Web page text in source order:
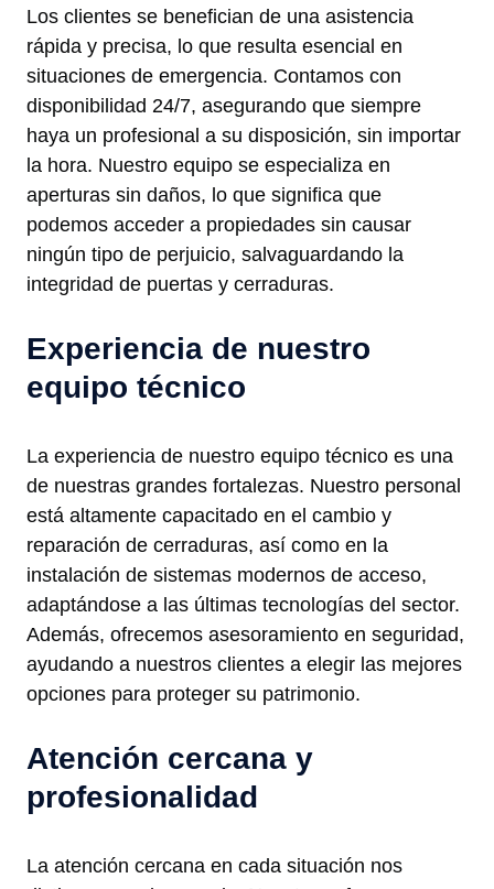
Los clientes se benefician de una asistencia
rápida y precisa, lo que resulta esencial en
situaciones de emergencia. Contamos con
disponibilidad 24/7, asegurando que siempre
haya un profesional a su disposición, sin importar
la hora. Nuestro equipo se especializa en
aperturas sin daños, lo que significa que
podemos acceder a propiedades sin causar
ningún tipo de perjuicio, salvaguardando la
integridad de puertas y cerraduras.
Experiencia de nuestro
equipo técnico
La experiencia de nuestro equipo técnico es una
de nuestras grandes fortalezas. Nuestro personal
está altamente capacitado en el cambio y
reparación de cerraduras, así como en la
instalación de sistemas modernos de acceso,
adaptándose a las últimas tecnologías del sector.
Además, ofrecemos asesoramiento en seguridad,
ayudando a nuestros clientes a elegir las mejores
opciones para proteger su patrimonio.
Atención cercana y
profesionalidad
La atención cercana en cada situación nos